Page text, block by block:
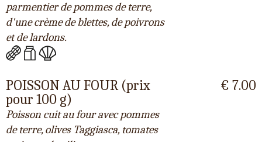
parmentier de pommes de terre,
d'une crème de blettes, de poivrons
et de lardons.
POISSON AU FOUR (prix
pour 100 g)
Poisson cuit au four avec pommes
de terre, olives Taggiasca, tomates
€ 7.00